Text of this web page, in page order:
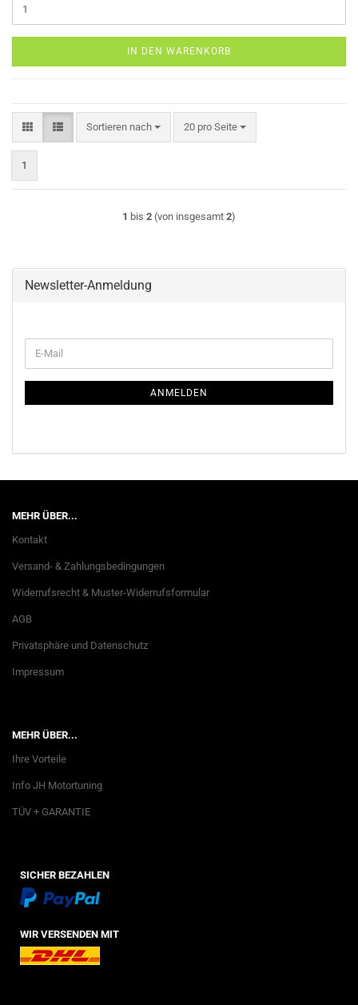
IN DEN WARENKORB
Sortieren nach
Sortieren nach 20 pro Seite
pro Seite
1
1 bis 2 (von insgesamt 2)
Newsletter-Anmeldung
ZUR
E-
Mail
ANMELDEN
MEHR ÜBER...
Kontakt
Versand- & Zahlungsbedingungen
Widerrufsrecht & Muster-Widerrufsformular
AGB
Privatsphäre und Datenschutz
Impressum
MEHR ÜBER...
Ihre Vorteile
Info JH Motortuning
TÜV + GARANTIE
SICHER BEZAHLEN
WIR VERSENDEN MIT